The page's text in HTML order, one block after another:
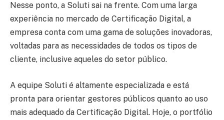
Nesse ponto, a Soluti sai na frente. Com uma larga
experiência no mercado de Certificação Digital, a
empresa conta com uma gama de soluções inovadoras,
voltadas para as necessidades de todos os tipos de
cliente, inclusive aqueles do setor público.
A equipe Soluti é altamente especializada e está
pronta para orientar gestores públicos quanto ao uso
mais adequado da Certificação Digital. Hoje, o portfólio